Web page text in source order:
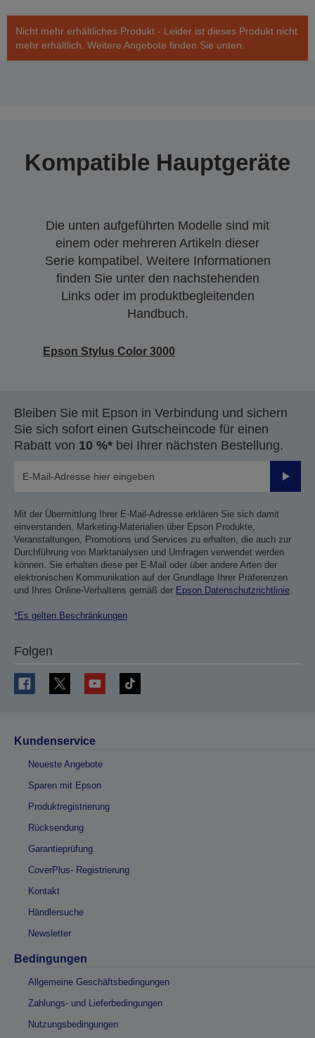
Nicht mehr erhältliches Produkt - Leider ist dieses Produkt nicht
mehr erhältlich. Weitere Angebote finden Sie unten.
Kompatible Hauptgeräte
Die unten aufgeführten Modelle sind mit
einem oder mehreren Artikeln dieser
Serie kompatibel. Weitere Informationen
finden Sie unter den nachstehenden
Links oder im produktbegleitenden
Handbuch.
Epson Stylus Color 3000
Bleiben Sie mit Epson in Verbindung und sichern
Sie sich sofort einen Gutscheincode für einen
Rabatt von 10 %* bei Ihrer nächsten Bestellung.
Mit der Übermittlung Ihrer E-Mail-Adresse erklären Sie sich damit
einverstanden, Marketing-Materialien über Epson Produkte,
Veranstaltungen, Promotions und Services zu erhalten, die auch zur
Durchführung von Marktanalysen und Umfragen verwendet werden
können. Sie erhalten diese per E-Mail oder über andere Arten der
elektronischen Kommunikation auf der Grundlage Ihrer Präferenzen
und Ihres Online-Verhaltens gemäß der Epson Datenschutzrichtlinie.
*Es gelten Beschränkungen
Folgen
Kundenservice
Neueste Angebote
Sparen mit Epson
Produktregistrierung
Rücksendung
Garantieprüfung
CoverPlus- Registrierung
Kontakt
Händlersuche
Newsletter
Bedingungen
Allgemeine Geschäftsbedingungen
Zahlungs- und Lieferbedingungen
Nutzungsbedingungen